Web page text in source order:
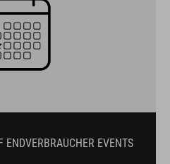
ENDVERBRAUCHER EVENTS